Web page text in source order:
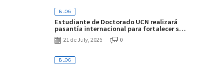
BLOG
Estudiante de Doctorado UCN realizará
pasantía internacional para fortalecer su
investigación sobre el litio en el Altiplano-
Puna21 de July, 2026 0
BLOG